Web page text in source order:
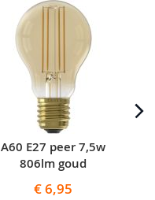
A60 E27 peer 7,5w
806lm goud
€ 6,95